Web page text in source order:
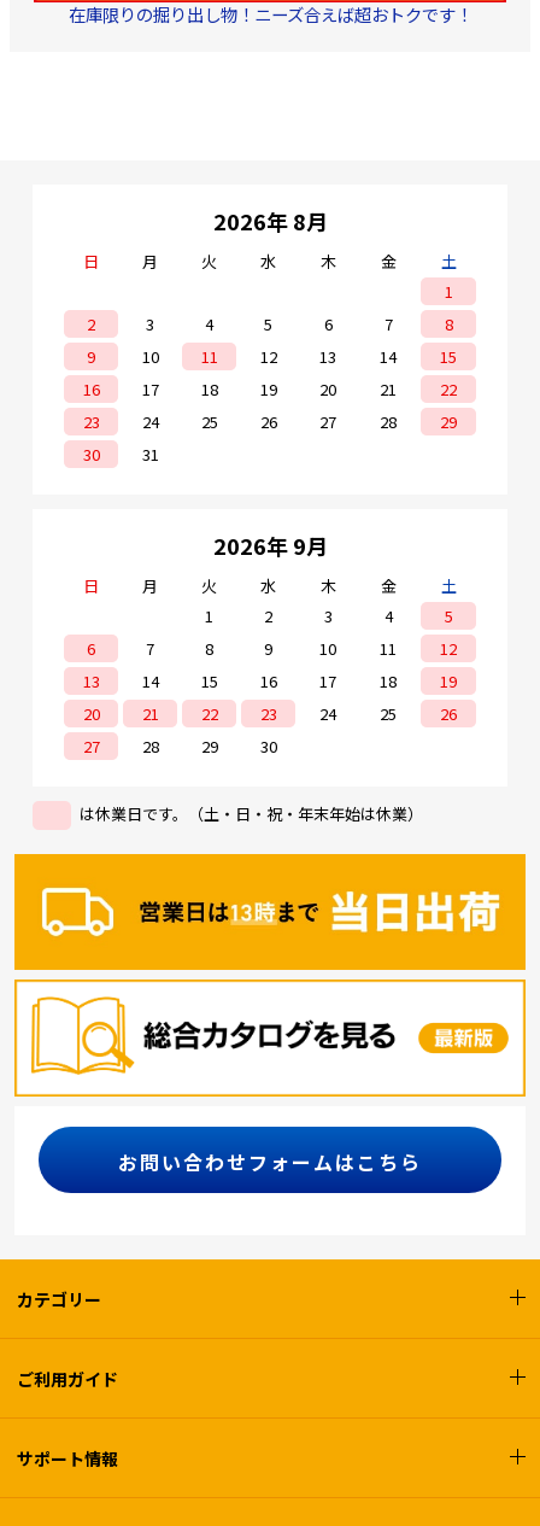
在庫限りの掘り出し物！ニーズ合えば超おトクです！
2026年 8月
日 月 火 水 木 金
土
1
2
3 4 5 6 7
8
9
10 11 12 13 14
15
16
17 18 19 20 21
22
23
24 25 26 27 28
29
30
31
2026年 9月
日 月 火 水 木 金
土
1
2 3 4
5
6
7 8 9 10 11
12
13
14 15 16 17 18
19
20
21 22 23 24 25
26
27
28 29 30
は休業日です。（土・日・祝・年末年始は休業）
お問い合わせフォームはこちら
カテゴリー
ご利用ガイド
サポート情報